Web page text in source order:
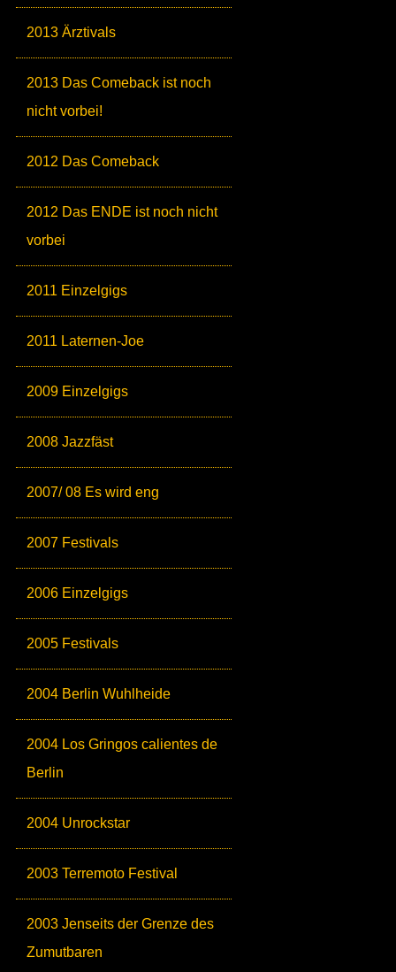
2013 Ärztivals
2013 Das Comeback ist noch
nicht vorbei!
2012 Das Comeback
2012 Das ENDE ist noch nicht
vorbei
2011 Einzelgigs
2011 Laternen-Joe
2009 Einzelgigs
2008 Jazzfäst
2007/ 08 Es wird eng
2007 Festivals
2006 Einzelgigs
2005 Festivals
2004 Berlin Wuhlheide
2004 Los Gringos calientes de
Berlin
2004 Unrockstar
2003 Terremoto Festival
2003 Jenseits der Grenze des
Zumutbaren